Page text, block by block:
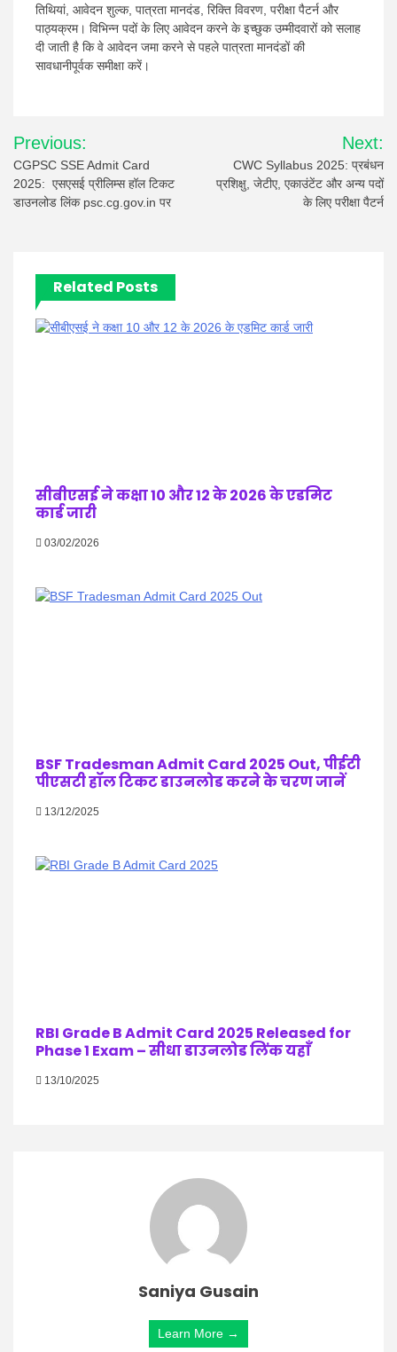
तिथियां, आवेदन शुल्क, पात्रता मानदंड, रिक्ति विवरण, परीक्षा पैटर्न और
पाठ्यक्रम। विभिन्न पदों के लिए आवेदन करने के इच्छुक उम्मीदवारों को सलाह
दी जाती है कि वे आवेदन जमा करने से पहले पात्रता मानदंडों की
सावधानीपूर्वक समीक्षा करें।
Post
navigation
Previous:
CGPSC SSE Admit Card
2025: एसएसई प्रीलिम्स हॉल टिकट
डाउनलोड लिंक psc.cg.gov.in पर
Next:
CWC Syllabus 2025: प्रबंधन
प्रशिक्षु, जेटीए, एकाउंटेंट और अन्य पदों
के लिए परीक्षा पैटर्न
Related Posts
सीबीएसई ने कक्षा 10 और 12 के 2026 के एडमिट
कार्ड जारी
03/02/2026
BSF Tradesman Admit Card 2025 Out, पीईटी
पीएसटी हॉल टिकट डाउनलोड करने के चरण जानें
13/12/2025
RBI Grade B Admit Card 2025 Released for
Phase 1 Exam – सीधा डाउनलोड लिंक यहाँ
13/10/2025
Saniya Gusain
Learn More →